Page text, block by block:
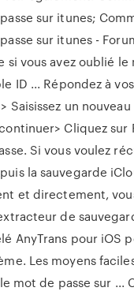
sur itunes;
sur itunes -
si vous avez oublié le
ID ... Répondez à
Saisissez un
Cliquez sur
Si vous voulez
la sauvegarde
et directement,
de
AnyTrans pour iOS
Les moyens
mot de passe sur ...